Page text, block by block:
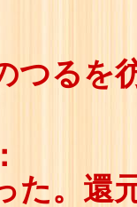
つるを
た。還